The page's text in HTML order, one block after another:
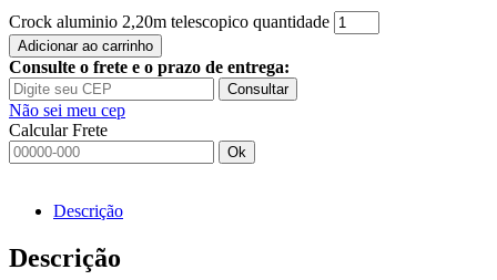
Crock aluminio 2,20m telescopico quantidade
Adicionar ao carrinho
Consulte o frete e o prazo de entrega:
Consultar
Não sei meu cep
Calcular Frete
Ok
Descrição
Descrição